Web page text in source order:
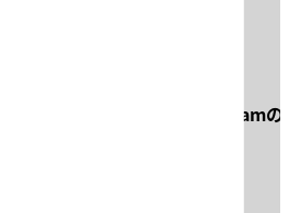
Instagram